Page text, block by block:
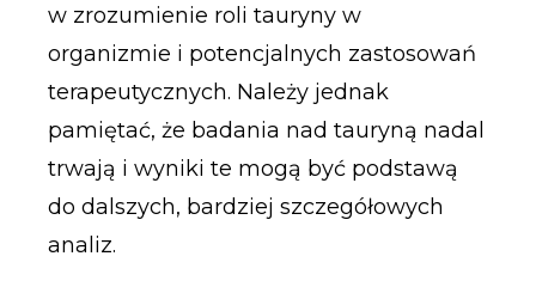
w zrozumienie roli tauryny w
organizmie i potencjalnych zastosowań
terapeutycznych. Należy jednak
pamiętać, że badania nad tauryną nadal
trwają i wyniki te mogą być podstawą
do dalszych, bardziej szczegółowych
analiz.